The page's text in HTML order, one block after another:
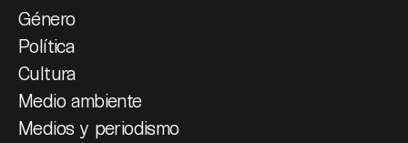
Género
Política
Cultura
Medio ambiente
Medios y periodismo